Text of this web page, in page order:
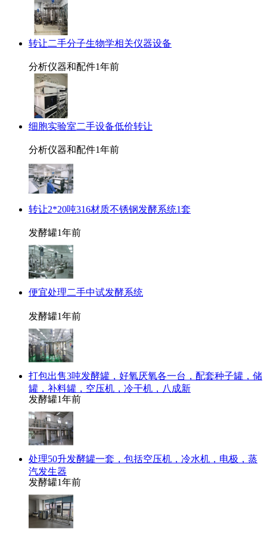
转让二手分子生物学相关仪器设备
分析仪器和配件1年前
细胞实验室二手设备低价转让
分析仪器和配件1年前
转让2*20吨316材质不锈钢发酵系统1套
发酵罐1年前
便宜处理二手中试发酵系统
发酵罐1年前
打包出售3吨发酵罐，好氧厌氧各一台，配套种子罐，储
罐，补料罐，空压机，冷干机，八成新
发酵罐1年前
处理50升发酵罐一套，包括空压机，冷水机，电极，蒸
汽发生器
发酵罐1年前